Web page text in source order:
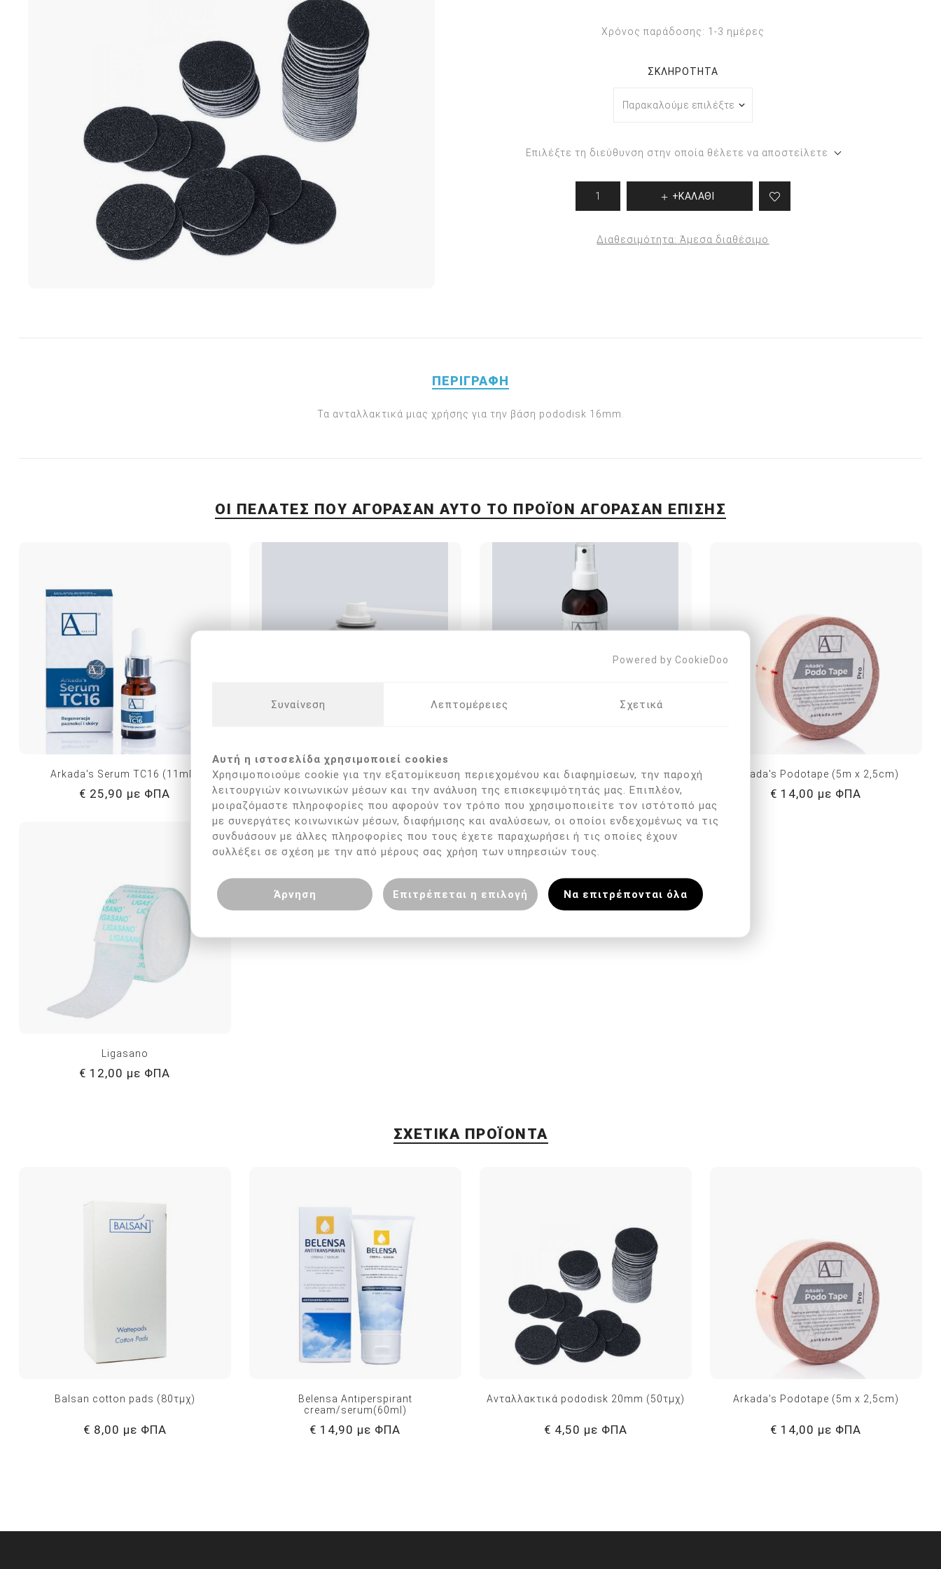
Καμπίνες ποδολογίας
Αποστείρωση - Απολύμανση
Καρέκλες ποδολογίας
Καρέκλες αισθητικής
Διάφορος εξοπλισμός
ΕΠΑΓΓΕΛΜΑΤΙΚΑ ΣΚΑΜΠΟ
4BLANC ΑΠΟΡΡΟΦΗΤΗΡΕΣ
ΜΑΝΙΚΙΟΥΡ/ΠΕΝΤΙΚΙΟΥΡ
Εργαλεία Podiland
Εργαλεία Arkada
Στέλεχοι & ανταλλακτικά
PODODISK
Φρέζες
ΣΤΕΛΕΧΟΙ - ΚΑΠΕΛΑΚΙΑ
χεριών
Χρόνος παράδοσης: 1-3 ημέρες
ΣΚΛΗΡΌΤΗΤΑ
Επιλέξτε τη διεύθυνση στην οποία θέλετε να αποστείλετε
+ΚΑΛΑΘΙ
Διαθεσιμότητα: Άμεσα διαθέσιμο
ΠΕΡΙΓΡΑΦΉ
Τα ανταλλακτικά μιας χρήσης για την βάση pododisk 16mm.
ΟΙ ΠΕΛΆΤΕΣ ΠΟΥ ΑΓΌΡΑΣΑΝ ΑΥΤΌ ΤΟ ΠΡΟΪΌΝ ΑΓΌΡΑΣΑΝ ΕΠΊΣΗΣ
Arkada's Serum TC16 (11ml )
€ 25,90 με ΦΠΑ
Arkada's Podospray (600ml)
€ 10,00 με ΦΠΑ
Arkada's TT Sept (250ml)
€ 22,90 με ΦΠΑ
Arkada's Podotape (5m x 2,5cm)
€ 14,00 με ΦΠΑ
Ligasano
€ 12,00 με ΦΠΑ
ΣΧΕΤΙΚΆ ΠΡΟΪΌΝΤΑ
Balsan cotton pads (80τμχ)
€ 8,00 με ΦΠΑ
Belensa Antiperspirant
cream/serum(60ml)
€ 14,90 με ΦΠΑ
Ανταλλακτικά pododisk 20mm (50τμχ)
€ 4,50 με ΦΠΑ
Arkada's Podotape (5m x 2,5cm)
€ 14,00 με ΦΠΑ
Powered by CookieDoo
Συναίνεση Λεπτομέρειες Σχετικά
Αυτή η ιστοσελίδα χρησιμοποιεί cookies
Χρησιμοποιούμε cookie για την εξατομίκευση περιεχομένου και διαφημίσεων, την παροχή
λειτουργιών κοινωνικών μέσων και την ανάλυση της επισκεψιμότητάς μας. Επιπλέον,
μοιραζόμαστε πληροφορίες που αφορούν τον τρόπο που χρησιμοποιείτε τον ιστότοπό μας
με συνεργάτες κοινωνικών μέσων, διαφήμισης και αναλύσεων, οι οποίοι ενδεχομένως να τις
συνδυάσουν με άλλες πληροφορίες που τους έχετε παραχωρήσει ή τις οποίες έχουν
συλλέξει σε σχέση με την από μέρους σας χρήση των υπηρεσιών τους.
Άρνηση Επιτρέπεται η επιλογή Να επιτρέπονται όλα